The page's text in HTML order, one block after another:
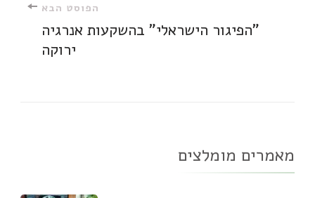
הפוסט הבא
"הפיגור הישראלי" בהשקעות אנרגיה
ירוקה
מאמרים מומלצים